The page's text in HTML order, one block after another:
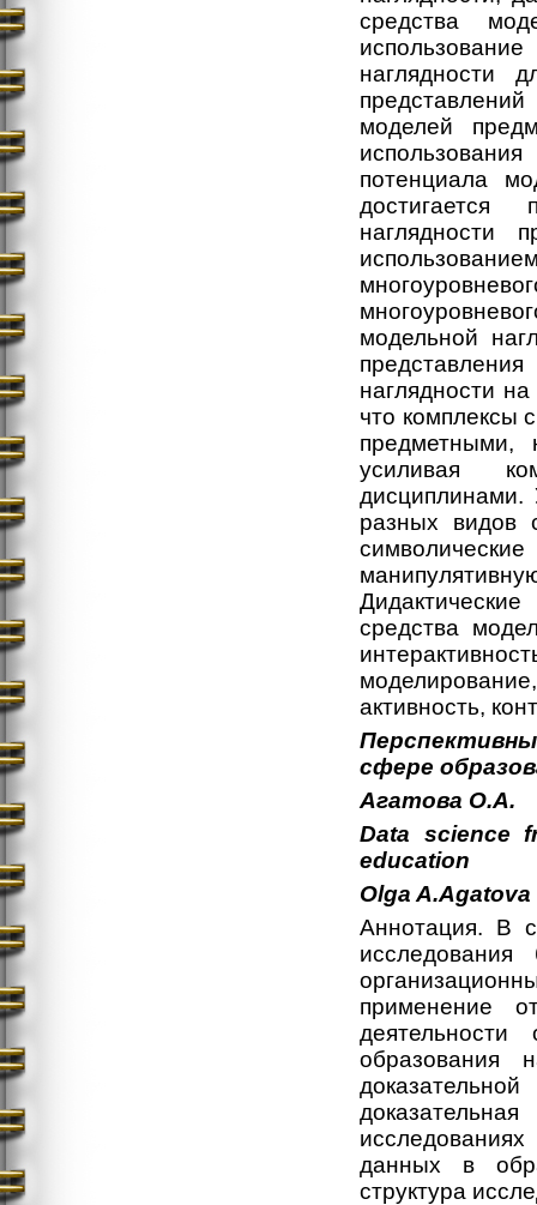
средства
наглядности
моделей
потенциала
достигается
наглядности
модельной
наглядности
что комплексы
предметными,
усиливая
дисциплинами.
разных видов
средства
активность,
сфере
Агатова О.А.
Data science
education
Olga A.Agatova
Аннотация. В
применение
образования
данных в
структура